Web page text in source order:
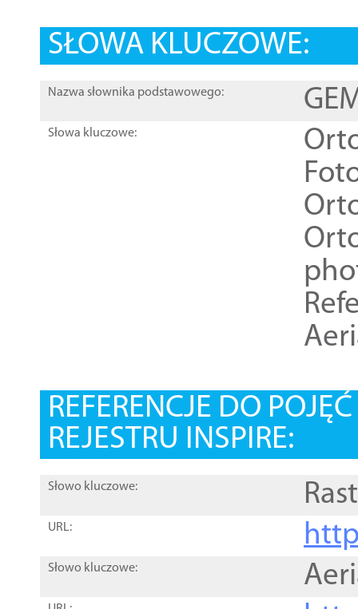
SŁOWA KLUCZOWE:
Nazwa słownika podstawowego:
Słowa kluczowe:
REFERENCJE DO
REJESTRU INSPIRE:
Słowo kluczowe:
URL:
Słowo kluczowe: